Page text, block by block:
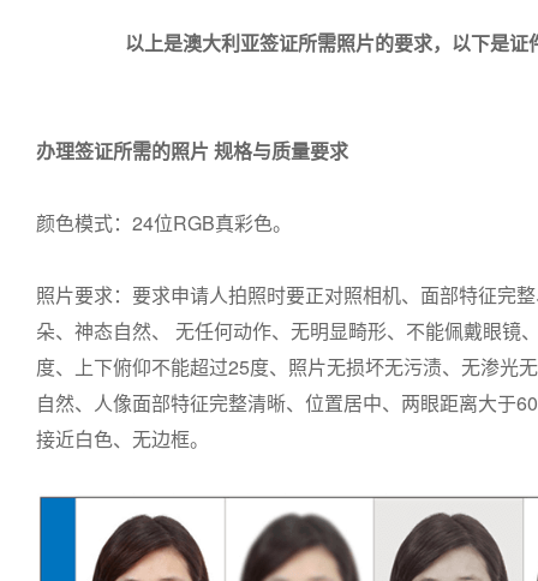
以上是澳大利亚签证所需照片的要求，以下是
办理签证所需的照片 规格与质量要求
颜色模式：24位RGB真彩色。
照片要求：要求申请人拍照时要正对照相机、面部特征完
朵、神态自然、 无任何动作、无明显畸形、不能佩戴眼镜
度、上下俯仰不能超过25度、照片无损坏无污渍、无渗光
自然、人像面部特征完整清晰、位置居中、两眼距离大于
接近白色、无边框。